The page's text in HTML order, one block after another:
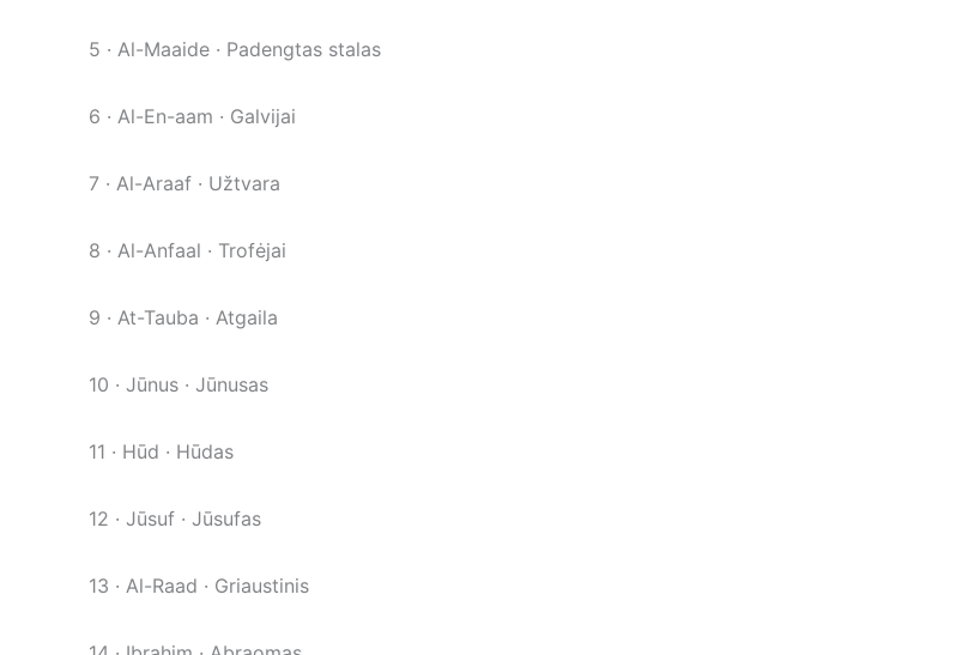
5 · Al-Maaide · Padengtas stalas
6 · Al-En-aam · Galvijai
7 · Al-Araaf · Užtvara
8 · Al-Anfaal · Trofėjai
9 · At-Tauba · Atgaila
10 · Jūnus · Jūnusas
11 · Hūd · Hūdas
12 · Jūsuf · Jūsufas
13 · Al-Raad · Griaustinis